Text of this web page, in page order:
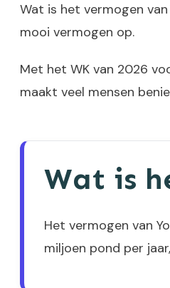
Wat is het vermogen
mooi vermogen op.
Met het WK van 2026
maakt veel mensen
Wat is
Het vermogen van
miljoen pond per